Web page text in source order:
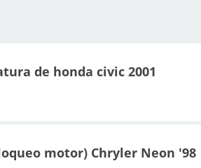
de honda civic 2001
motor) Chryler Neon '98